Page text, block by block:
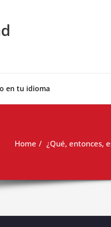
en tu idioma
Home ¿Qué, entonces,